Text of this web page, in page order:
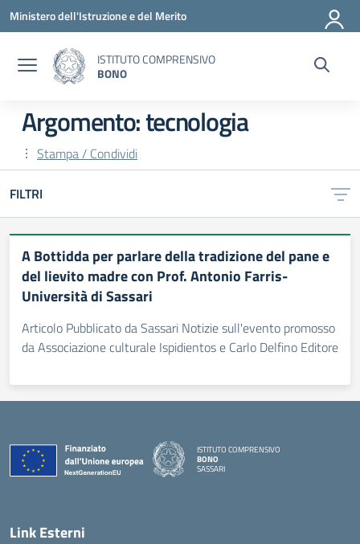
Vai ai contenuti
Vai al menu di navigazione
Vai al footer
Ministero dell'Istruzione e del Merito
ISTITUTO COMPRENSIVO
BONO
Argomento: tecnologia
Stampa / Condividi
FILTRI
A Bottidda per parlare della tradizione del pane e
del lievito madre con Prof. Antonio Farris-
Università di Sassari
Articolo Pubblicato da Sassari Notizie sull'evento promosso
da Associazione culturale Ispidientos e Carlo Delfino Editore
ISTITUTO COMPRENSIVO
BONO
SASSARI
Link Esterni